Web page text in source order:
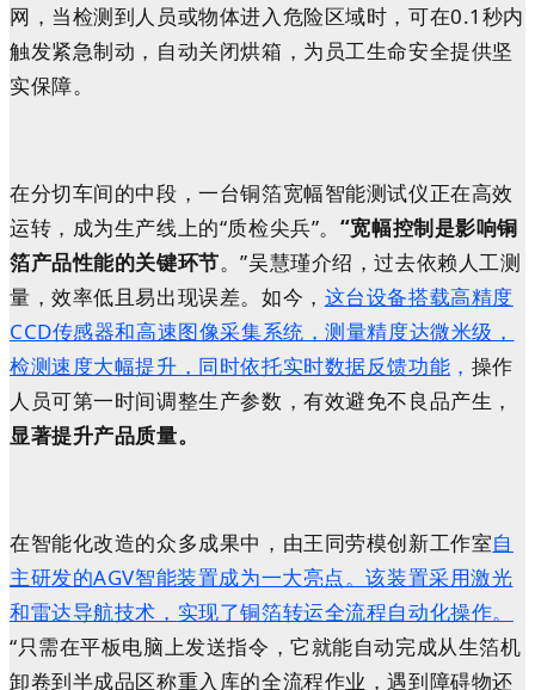
网，当检测到人员或物体进入危险区域时，可在0.1秒内
触发紧急制动，自动关闭烘箱，为员工生命安全提供坚
实保障。
在分切车间的中段，一台铜箔宽幅智能测试仪正在高效
运转，成为生产线上的“质检尖兵”。 “宽幅控制是影响铜
箔产品性能的关键环节。”吴慧瑾介绍，过去依赖人工测
量，效率低且易出现误差。如今， 这台设备搭载高精度
CCD传感器和高速图像采集系统，测量精度达微米级，
检测速度大幅提升，同时依托实时数据反馈功能 ， 操作
人员可第一时间调整生产参数，有效避免不良品产生，
显著提升产品质量。
在智能化改造的众多成果中，由王同劳模创新工作室自
主研发的AGV智能装置成为一大亮点。该装置采用激光
和雷达导航技术， 实现了铜箔转运全流程自动化操作。
“只需在平板电脑上发送指令，它就能自动完成从生箔机
卸卷到半成品区称重入库的全流程作业，遇到障碍物还